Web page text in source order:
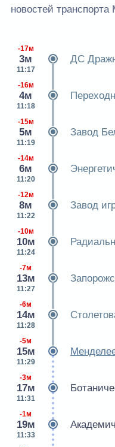
новостей транспорта
-17м
3м
11:17
ДС
-16м
4м
11:18
-15м
5м
11:19
Завод
-14м
6м
11:20
-12м
8м
11:22
Завод
-10м
10м
11:24
-7м
13м
11:27
-6м
14м
11:28
-5м
15м
11:29
-3м
17м
11:31
-1м
19м
11:33